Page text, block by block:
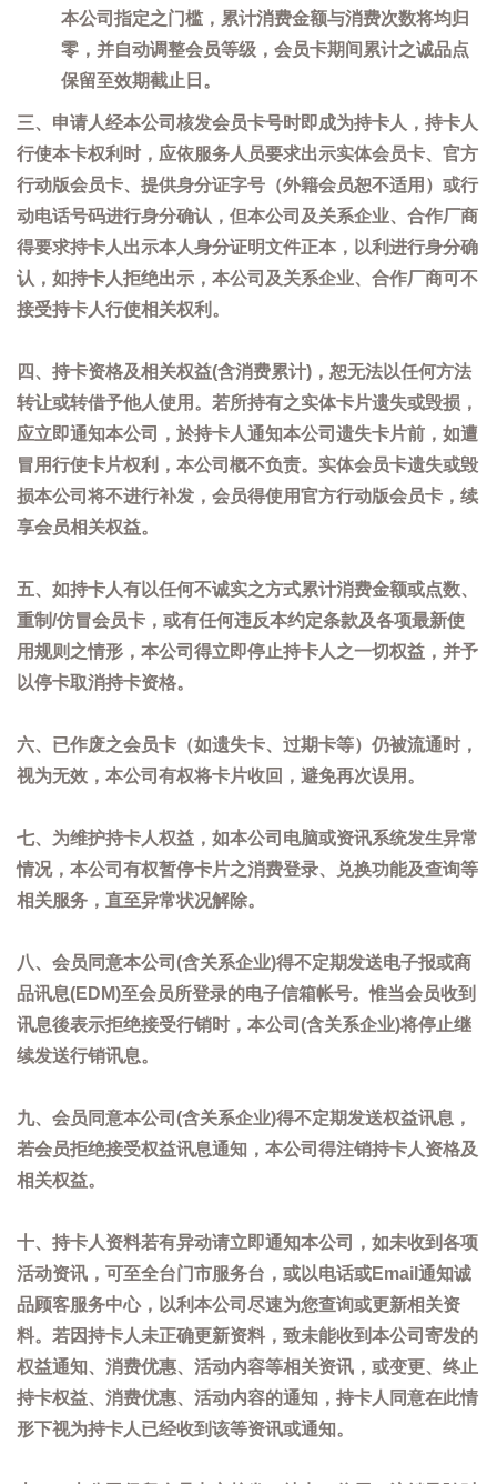
本公司指定之门槛，累计消费金额与消费次数将均归
零，并自动调整会员等级，会员卡期间累计之诚品点
保留至效期截止日。
三、申请人经本公司核发会员卡号时即成为持卡人，持卡人
行使本卡权利时，应依服务人员要求出示实体会员卡、官方
行动版会员卡、提供身分证字号（外籍会员恕不适用）或行
动电话号码进行身分确认，但本公司及关系企业、合作厂商
得要求持卡人出示本人身分证明文件正本，以利进行身分确
认，如持卡人拒绝出示，本公司及关系企业、合作厂商可不
接受持卡人行使相关权利。
四、持卡资格及相关权益(含消费累计)，恕无法以任何方法
转让或转借予他人使用。若所持有之实体卡片遗失或毁损，
应立即通知本公司，於持卡人通知本公司遗失卡片前，如遭
冒用行使卡片权利，本公司概不负责。实体会员卡遗失或毁
损本公司将不进行补发，会员得使用官方行动版会员卡，续
享会员相关权益。
五、如持卡人有以任何不诚实之方式累计消费金额或点数、
重制/仿冒会员卡，或有任何违反本约定条款及各项最新使
用规则之情形，本公司得立即停止持卡人之一切权益，并予
以停卡取消持卡资格。
六、已作废之会员卡（如遗失卡、过期卡等）仍被流通时，
视为无效，本公司有权将卡片收回，避免再次误用。
七、为维护持卡人权益，如本公司电脑或资讯系统发生异常
情况，本公司有权暂停卡片之消费登录、兑换功能及查询等
相关服务，直至异常状况解除。
八、会员同意本公司(含关系企业)得不定期发送电子报或商
品讯息(EDM)至会员所登录的电子信箱帐号。惟当会员收到
讯息後表示拒绝接受行销时，本公司(含关系企业)将停止继
续发送行销讯息。
九、会员同意本公司(含关系企业)得不定期发送权益讯息，
若会员拒绝接受权益讯息通知，本公司得注销持卡人资格及
相关权益。
十、持卡人资料若有异动请立即通知本公司，如未收到各项
活动资讯，可至全台门市服务台，或以电话或Email通知诚
品顾客服务中心，以利本公司尽速为您查询或更新相关资
料。若因持卡人未正确更新资料，致未能收到本公司寄发的
权益通知、消费优惠、活动内容等相关资讯，或变更、终止
持卡权益、消费优惠、活动内容的通知，持卡人同意在此情
形下视为持卡人已经收到该等资讯或通知。